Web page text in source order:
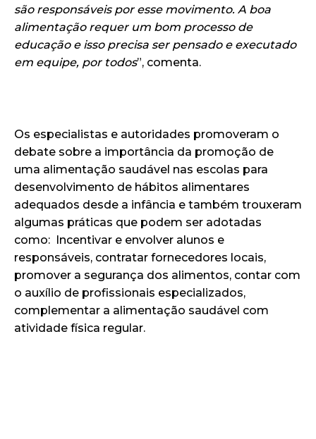
são responsáveis por esse movimento. A boa
alimentação requer um bom processo de
educação e isso precisa ser pensado e executado
em equipe, por todos”, comenta.
Os especialistas e autoridades promoveram o
debate sobre a importância da promoção de
uma alimentação saudável nas escolas para
desenvolvimento de hábitos alimentares
adequados desde a infância e também trouxeram
algumas práticas que podem ser adotadas
como: Incentivar e envolver alunos e
responsáveis, contratar fornecedores locais,
promover a segurança dos alimentos, contar com
o auxílio de profissionais especializados,
complementar a alimentação saudável com
atividade física regular.